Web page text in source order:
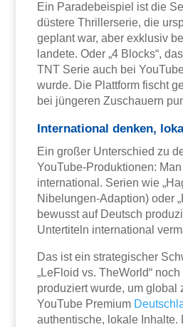
Ein Paradebeispiel ist die
düstere Thrillerserie, die
geplant war, aber exklusiv
landete. Oder „4 Blocks“,
TNT Serie auch bei
wurde. Die Plattform fischt
bei jüngeren Zuschauern
International denken,
Ein großer Unterschied zu
YouTube-Produktionen:
international. Serien wie
Nibelungen-Adaption) oder
bewusst auf Deutsch
Untertiteln international
Das ist ein strategischer
„LeFloid vs. TheWorld“
produziert wurde, um global
YouTube Premium
authentische, lokale Inhalte.